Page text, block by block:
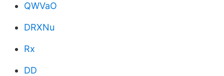
QWVaO
DRXNu
Rx
DD